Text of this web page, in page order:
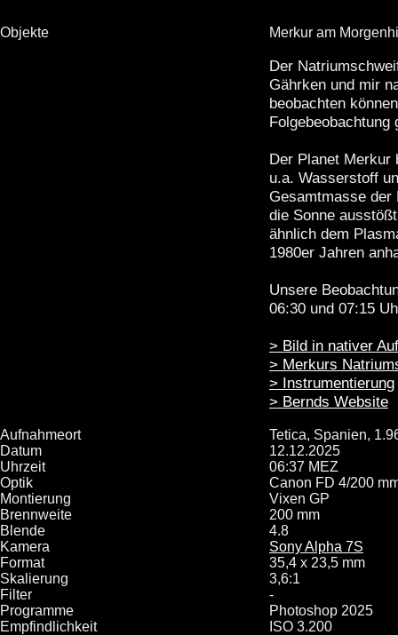
Objekte Merkur am
Der
Gährken und mir
beobachten
Folgebeobachtung
Der Planet Merkur
u.a. Wasserstoff
Gesamtmasse der
die Sonne
ähnlich dem
1980er Jahren
Unsere
06:30 und 07:15
> Bild in nativer
> Merkurs
> Instrumentierung
> Bernds Website
Aufnahmeort
Tetica, Spanien,
Datum
12.12.2025
Uhrzeit
06:37 MEZ
Optik
Canon FD 4/200
Montierung
Vixen GP
Brennweite
200 mm
Blende
4.8
Kamera
Sony Alpha 7S
Format
35,4 x 23,5 mm
Skalierung
3,6:1
Filter
-
Programme
Photoshop 2025
Empfindlichkeit
ISO 3.200